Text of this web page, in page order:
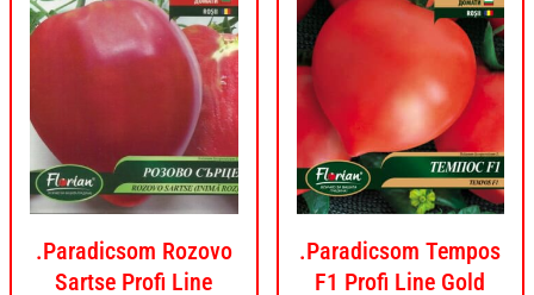
.Paradicsom Rozovo
Sartse Profi Line
.Paradicsom Tempos
F1 Profi Line Gold